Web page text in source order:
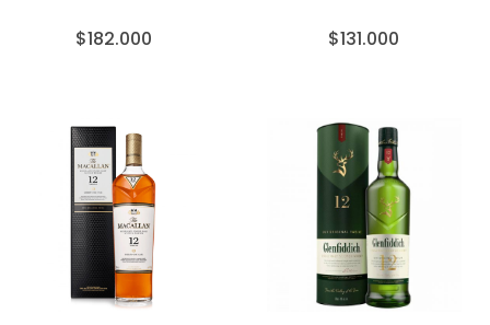
$182.000 $131.000